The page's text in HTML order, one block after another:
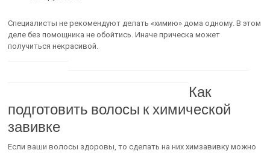
Специалисты не рекомендуют делать «химию» дома одному. В этом
деле без помощника не обойтись. Иначе прическа может
получиться некрасивой.
Как
подготовить волосы к химической
завивке
Если ваши волосы здоровы, то сделать на них химзавивку можно